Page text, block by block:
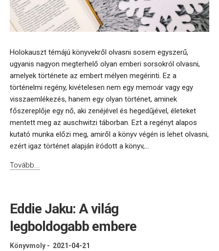
Holokauszt témájú könyvekről olvasni sosem egyszerű,
ugyanis nagyon megterhelő olyan emberi sorsokról olvasni,
amelyek története az embert mélyen megérinti. Ez a
történelmi regény, kivételesen nem egy memoár vagy egy
visszaemlékezés, hanem egy olyan történet, aminek
főszereplője egy nő, aki zenéjével és hegedűjével, életeket
mentett meg az auschwitzi táborban. Ezt a regényt alapos
kutató munka előzi meg, amiről a könyv végén is lehet olvasni,
ezért igaz történet alapján íródott a könyv,...
Tovább...
Eddie Jaku: A világ
legboldogabb embere
Könyvmoly - 2021-04-21